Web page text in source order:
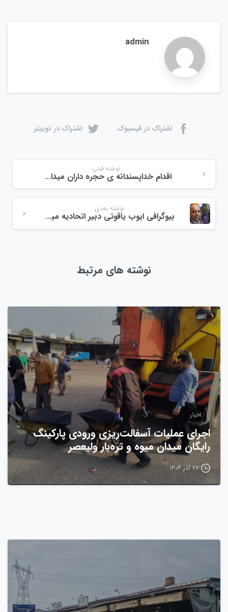
admin
اشتراک در فیسبوک اشتراک در توییتر
نوشته قبلی
اقدام خداپسندانه ی حجره داران میدان میوه و تره بار ولیعصر در آستانه ی نوروز ۱۴۰۳
نوشته بعدی
بیوگرافی ایوب یاقوتی دبیر اتحادیه میوه و تره بار رشت
نوشته های مرتبط
اخبار
اجرای عملیات آسفالت‌ریزی ورودی پارکینگ
رایگان میدان میوه و تره‌بار ولیعصر
۲۷ آذر ۱۴۰۴